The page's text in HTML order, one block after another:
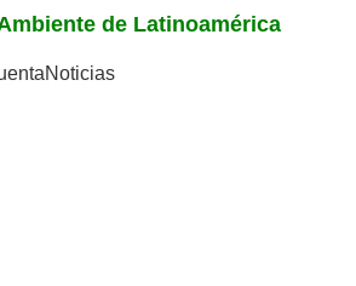
de Latinoamérica
Noticias